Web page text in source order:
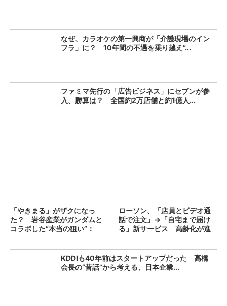
なぜ、カラオケの第一興商が「介護現場のイン
フラ」に？ 10年間の不遇を乗り越え“...
ファミマ先行の「広告ビジネス」にセブンが参
入、勝算は？ 全国約2万店舗と約1億人...
「やきまる」がザクになっ
た？ 岩谷産業がガンダムと
コラボした“本当の狙い”：
ローソン、「店員とビデオ通
話で注文」→「自宅まで届け
る」新サービス 高齢化が進
KDDIも40年前はスタートアップだった 高橋
会長の“昔話”から考える、日本企業...